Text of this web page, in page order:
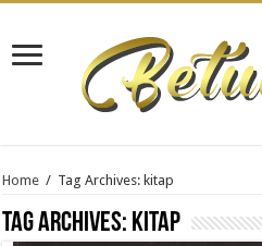
Home / Tag Archives: kitap
Tag Archives: kitap